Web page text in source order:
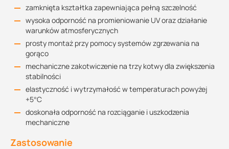
zamknięta kształtka zapewniająca pełną szczelność
wysoka odporność na promieniowanie UV oraz działanie
warunków atmosferycznych
prosty montaż przy pomocy systemów zgrzewania na
gorąco
mechaniczne zakotwiczenie na trzy kotwy dla zwiększenia
stabilności
elastyczność i wytrzymałość w temperaturach powyżej
+5°C
doskonała odporność na rozciąganie i uszkodzenia
mechaniczne
Zastosowanie